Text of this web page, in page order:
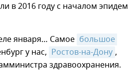
в 2016 году с началом
января… Самое большое
у нас, Ростов-на-Дону ,
здравоохранения.